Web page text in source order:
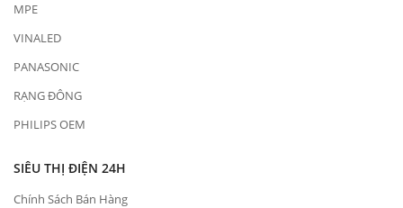
MPE
VINALED
PANASONIC
RẠNG ĐÔNG
PHILIPS OEM
SIÊU THỊ ĐIỆN 24H
Chính Sách Bán Hàng